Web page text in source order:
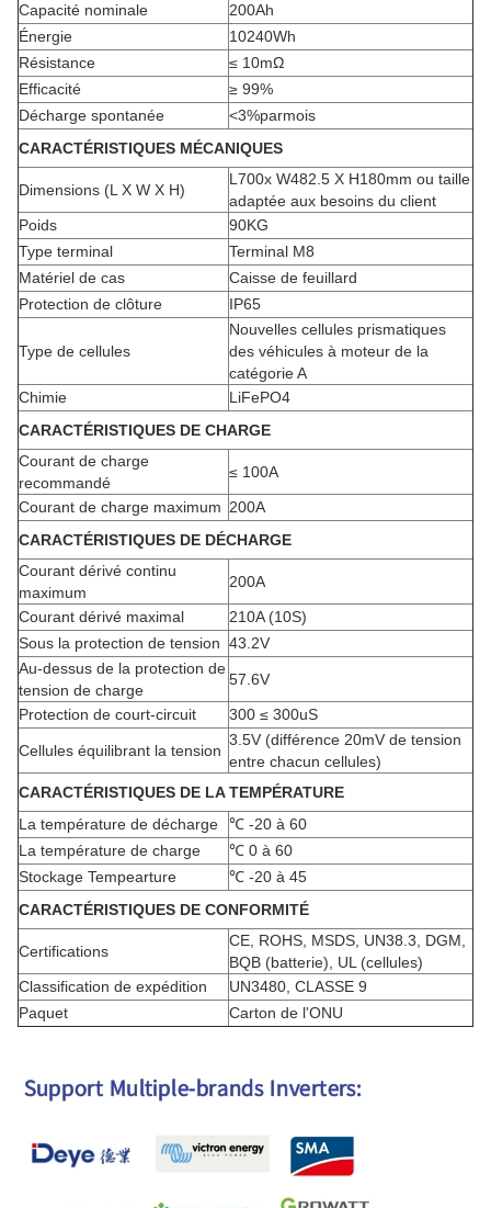
Capacité nominale
200Ah
Énergie
10240Wh
Résistance
≤ 10mΩ
Efficacité
≥ 99%
Décharge spontanée
<3%parmois
CARACTÉRISTIQUES MÉCANIQUES
Dimensions (L X W X H)
L700x W482.5 X H180mm ou taille
adaptée aux besoins du client
Poids
90KG
Type terminal
Terminal M8
Matériel de cas
Caisse de feuillard
Protection de clôture
IP65
Type de cellules
Nouvelles cellules prismatiques
des véhicules à moteur de la
catégorie A
Chimie
LiFePO4
CARACTÉRISTIQUES DE CHARGE
Courant de charge
recommandé
≤ 100A
Courant de charge maximum 200A
CARACTÉRISTIQUES DE DÉCHARGE
Courant dérivé continu
maximum
200A
Courant dérivé maximal
210A (10S)
Sous la protection de tension 43.2V
Au-dessus de la protection de
tension de charge
57.6V
Protection de court-circuit
300 ≤ 300uS
Cellules équilibrant la tension
3.5V (différence 20mV de tension
entre chacun cellules)
CARACTÉRISTIQUES DE LA TEMPÉRATURE
La température de décharge
℃ -20 à 60
La température de charge
℃ 0 à 60
Stockage Tempearture
℃ -20 à 45
CARACTÉRISTIQUES DE CONFORMITÉ
Certifications
CE, ROHS, MSDS, UN38.3, DGM,
BQB (batterie), UL (cellules)
Classification de expédition
UN3480, CLASSE 9
Paquet
Carton de l'ONU